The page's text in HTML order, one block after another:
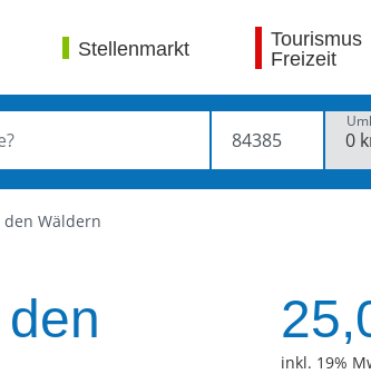
Stellenmarkt
Tourismus
Freizeit
Wäldern
inkl. 19%